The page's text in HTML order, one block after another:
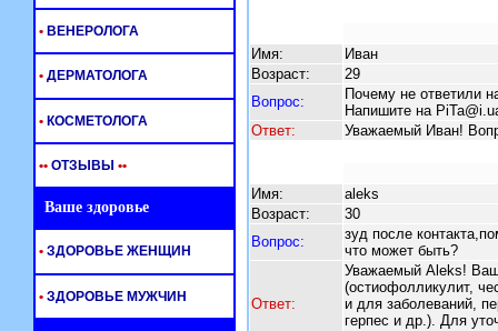
Имя:
Иван
Возраст:
29
Вопрос:
Почему не ответили
Напишите на
Ответ:
Уважаемый Иван!
Имя:
aleks
Возраст:
30
Вопрос:
зуд после
что может быть?
Ответ:
Уважаемый Aleks!
(остиофолликулит,
и для заболеваний,
герпес и др.). Для
• ВЕНЕРОЛОГА
• ДЕРМАТОЛОГА
• КОСМЕТОЛОГА
•• ОТЗЫВЫ ••
Ваше здоровье
• ЗДОРОВЬЕ ЖЕНЩИН
• ЗДОРОВЬЕ МУЖЧИН